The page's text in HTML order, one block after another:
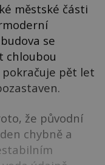
městské části
se
chloubou
pět let
že původní
chybně a